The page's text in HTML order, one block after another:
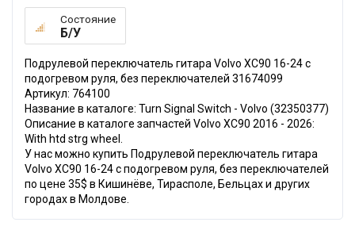
Состояние
Б/У
Подрулевой переключатель гитара Volvo XC90 16-24 с
подогревом руля, без переключателей 31674099
Артикул: 764100
Название в каталоге: Turn Signal Switch - Volvo (32350377)
Описание в каталоге запчастей Volvo XC90 2016 - 2026:
With htd strg wheel.
У нас можно купить Подрулевой переключатель гитара
Volvo XC90 16-24 с подогревом руля, без переключателей
по цене 35$ в Кишинёве, Тирасполе, Бельцах и других
городах в Молдове.